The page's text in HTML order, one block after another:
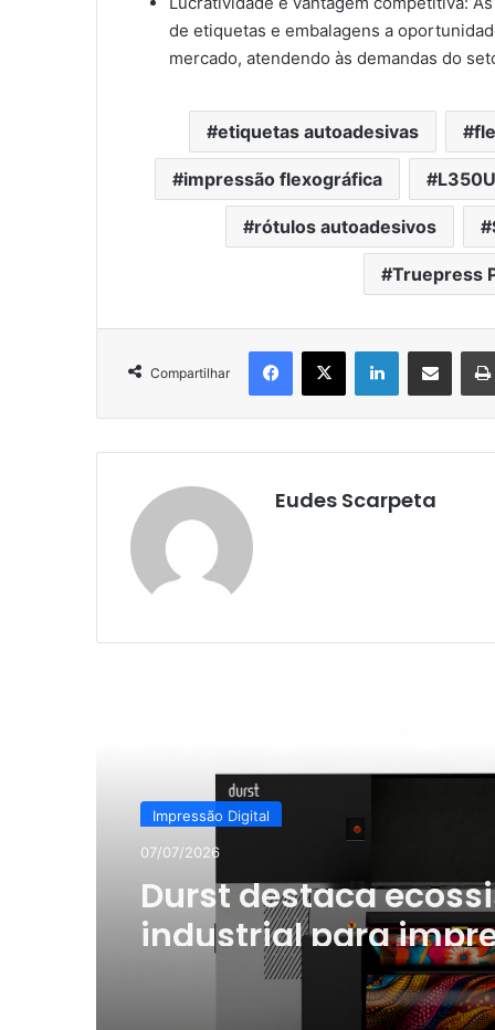
de etiquetas e embalagens a
mercado, atendendo às demandas do
etiquetas autoadesivas
impressão flexográfica
rótulos autoadesivos
Truepress
Compartilhar
Facebook
X LinkedinCompartilhar via e-mail
Eudes Scarpeta
Impressão Digital
07/07/2026
Durst destaca
industrial para
e estamparia digital
Febratex 2026